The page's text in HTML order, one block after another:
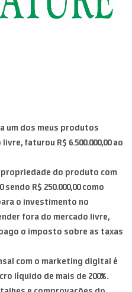
um dos meus produtos
faturou R$ 6.500.000,00 ao
propriedade do produto com
R$ 250.000,00 como
para o investimento no
fora do mercado livre,
o imposto sobre as taxas
com o marketing digital é
líquido de mais de 200%.